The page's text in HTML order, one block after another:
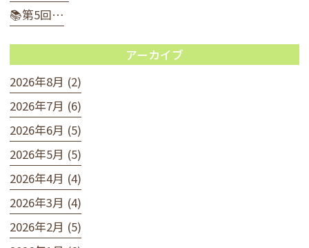
📚第5回…
アーカイブ
2026年8月 (2)
2026年7月 (6)
2026年6月 (5)
2026年5月 (5)
2026年4月 (4)
2026年3月 (4)
2026年2月 (5)